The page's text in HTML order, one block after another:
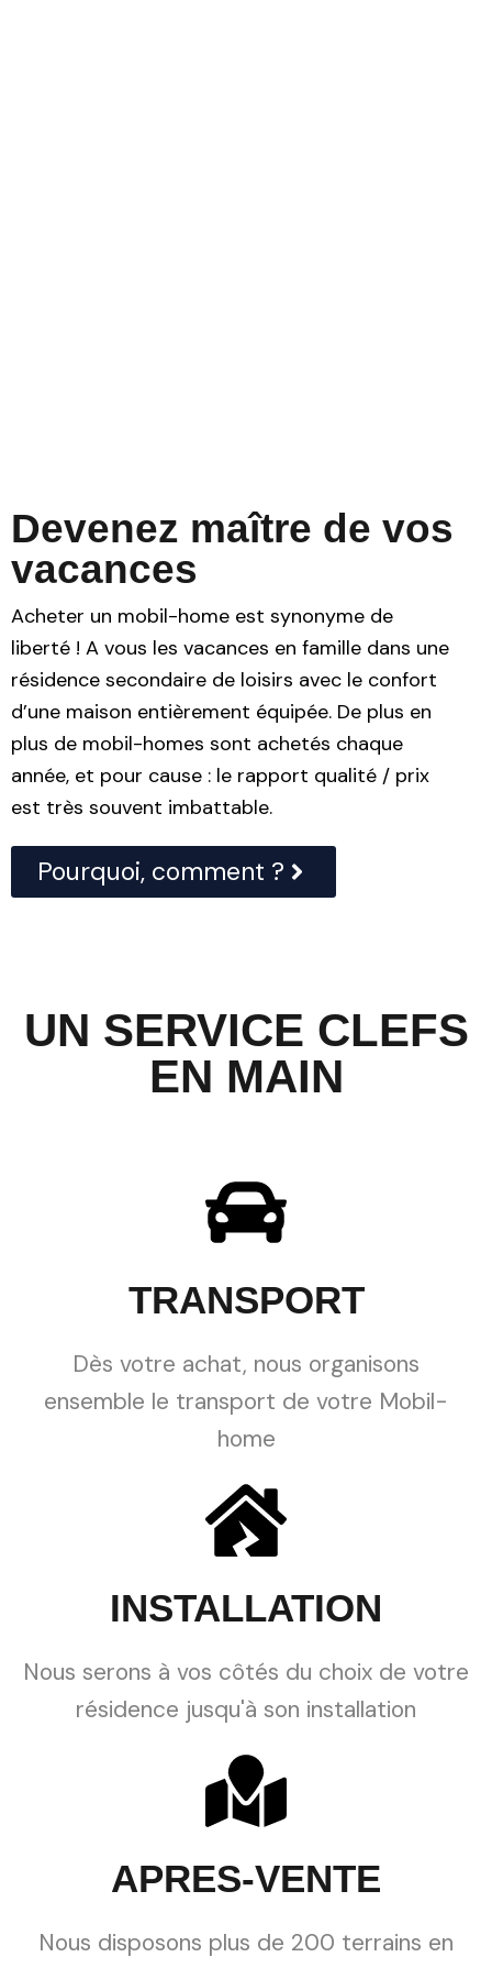
Devenez maître de vos
vacances
Acheter un mobil-home est synonyme de
liberté ! A vous les vacances en famille dans une
résidence secondaire de loisirs avec le confort
d’une maison entièrement équipée. De plus en
plus de mobil-homes sont achetés chaque
année, et pour cause : le rapport qualité / prix
est très souvent imbattable.
Pourquoi, comment ?
UN SERVICE CLEFS
EN MAIN
TRANSPORT
Dès votre achat, nous organisons
ensemble le transport de votre Mobil-
home
INSTALLATION
Nous serons à vos côtés du choix de votre
résidence jusqu'à son installation
APRES-VENTE
Nous disposons plus de 200 terrains en